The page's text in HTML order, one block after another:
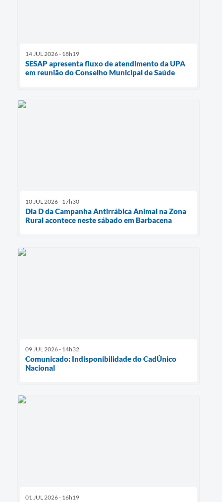
14 JUL 2026 - 18h19
SESAP apresenta fluxo de atendimento da UPA
em reunião do Conselho Municipal de Saúde
10 JUL 2026 - 17h30
Dia D da Campanha Antirrábica Animal na Zona
Rural acontece neste sábado em Barbacena
09 JUL 2026 - 14h32
Comunicado: Indisponibilidade do CadÚnico
Nacional
01 JUL 2026 - 16h19